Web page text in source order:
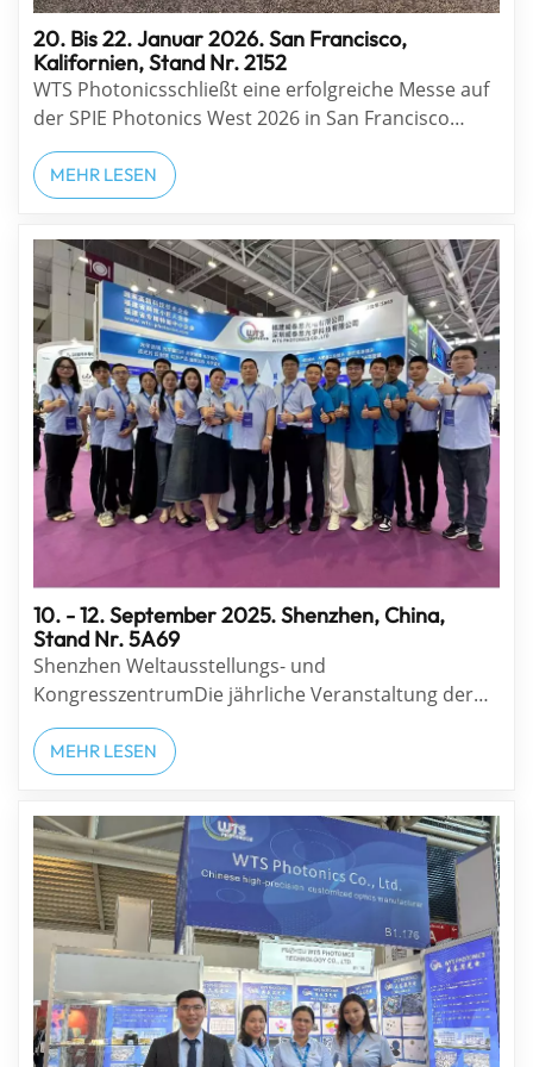
20. Bis 22. Januar 2026. San Francisco,
Kalifornien, Stand Nr. 2152
WTS Photonicsschließt eine erfolgreiche Messe auf
der SPIE Photonics West 2026 in San Francisco
ab! Vielen Dank an alle, die unseren Stand besucht,
sich mit unserem Team ausgetauscht und neue
Möglichkeiten mit uns erkundet haben. Es war
aus aller Wel...
MEHR LESEN
10. - 12. September 2025. Shenzhen, China,
Stand Nr. 5A69
Shenzhen Weltausstellungs- und
KongresszentrumDie jährliche Veranstaltung der
chinesischen optischen Industrie ist erfolgreich zu
Ende gegangen!Die diesjährige Veranstaltung war
größer als je zuvor und unser Team ist stärker als je
die Shenzhen WTS...
MEHR LESEN